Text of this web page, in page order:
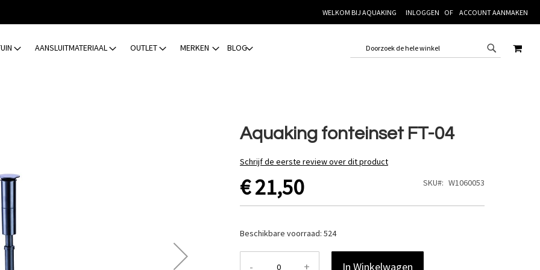
WELKOM BIJ AQUAKING INLOGGEN ACCOUNT AANMAKEN
AANSLUITMATERIAAL OUTLET MERKEN BLOG
Aquaking fonteinset FT-04
Schrijf de eerste review over dit product
€ 21,50 SKU W1060053
Beschikbare voorraad: 524
- + In Winkelwagen